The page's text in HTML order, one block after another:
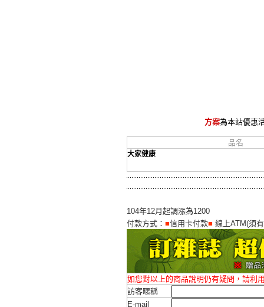
方案為本站優惠
品名
大家健康
104年12月起調漲為1200
付款方式： ■信用卡付款■ 線上ATM(須
如您對以上的商品說明仍有疑問，請利
訪客暱稱
E-mail